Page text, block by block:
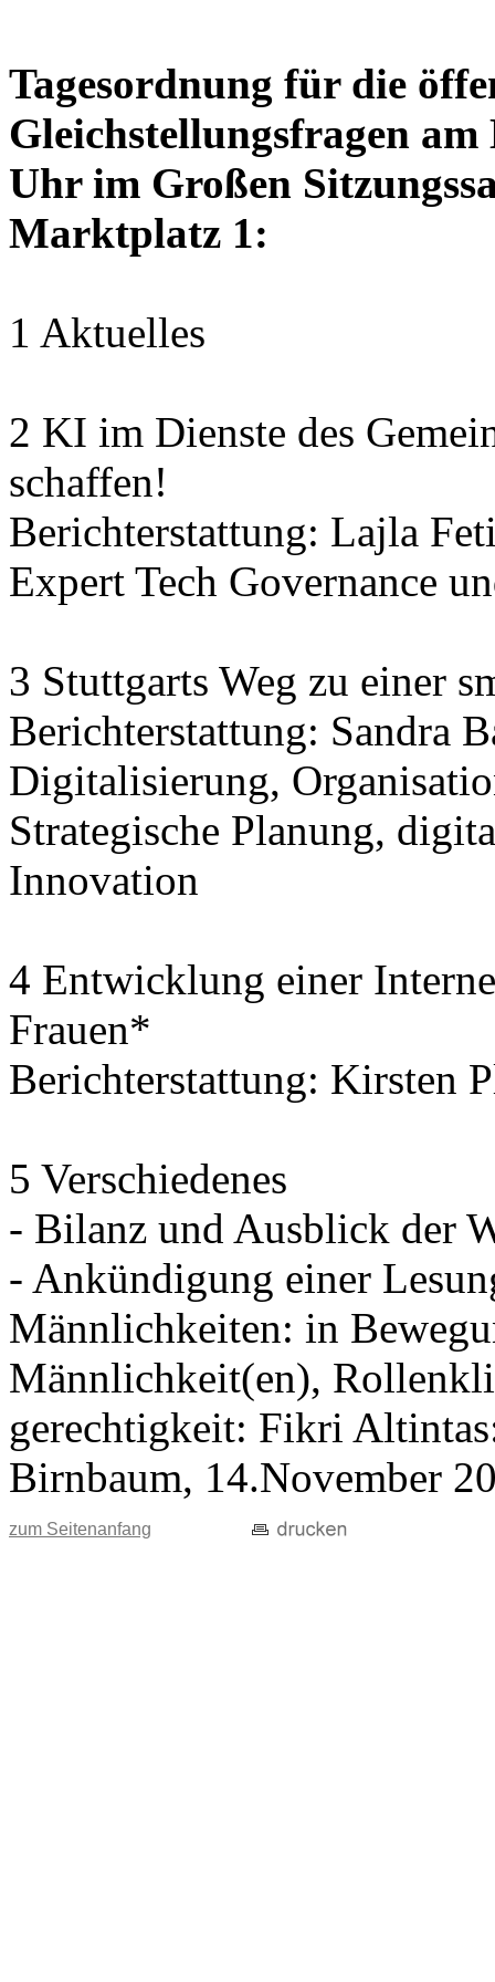
Tagesordnung für die
Gleichstellungsfragen
Uhr im Großen
Marktplatz 1:
1 Aktuelles
2 KI im Dienste des
schaffen!
Berichterstattung: Lajla
Expert Tech Governance
3 Stuttgarts Weg zu einer
Berichterstattung: Sandra
Digitalisierung,
Strategische Planung,
Innovation
4 Entwicklung einer
Frauen*
Berichterstattung: Kirsten
5 Verschiedenes
- Bilanz und Ausblick der
- Ankündigung einer
Männlichkeiten: in
Männlichkeit(en),
gerechtigkeit: Fikri
Birnbaum, 14.November
zum Seitenanfang